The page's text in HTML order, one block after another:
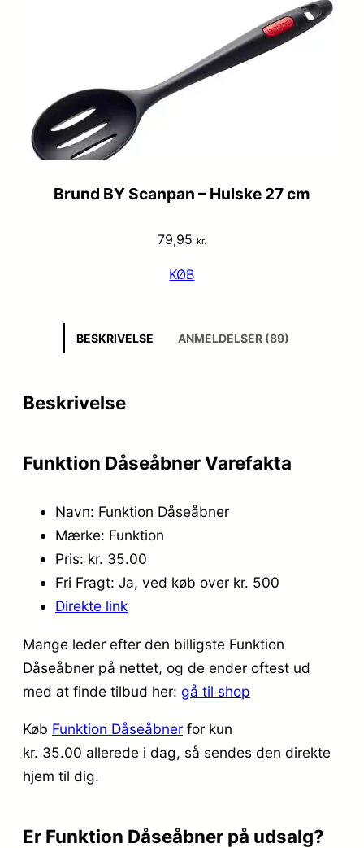
Brund BY Scanpan – Hulske 27 cm
79,95 kr.
KØB
BESKRIVELSE ANMELDELSER (89)
Beskrivelse
Funktion Dåseåbner Varefakta
Navn: Funktion Dåseåbner
Mærke: Funktion
Pris: kr. 35.00
Fri Fragt: Ja, ved køb over kr. 500
Direkte link
Mange leder efter den billigste Funktion
Dåseåbner på nettet, og de ender oftest ud
med at finde tilbud her: gå til shop
Køb Funktion Dåseåbner for kun
kr. 35.00 allerede i dag, så sendes den direkte
hjem til dig.
Er Funktion Dåseåbner på udsalg?